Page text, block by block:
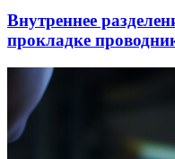
Внутреннее
прокладке